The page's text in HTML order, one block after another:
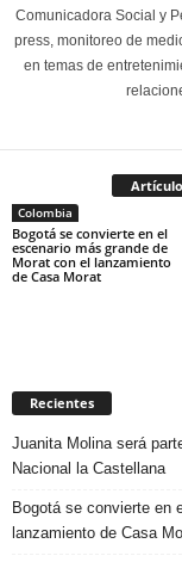
Comunicadora Social y
press, monitoreo de
en temas de
Colombia
Bogotá se convierte en el
escenario más grande de
Morat con el lanzamiento
de Casa Morat
Recientes
Juanita Molina será
Nacional la Castellana
Bogotá se convierte en
lanzamiento de Casa